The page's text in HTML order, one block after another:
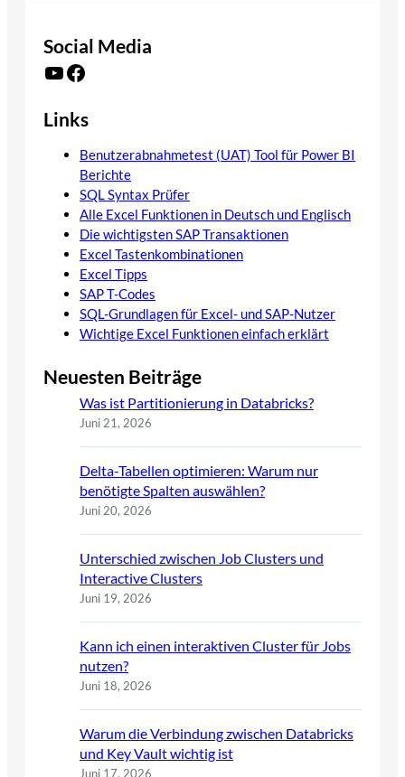
Social Media
YouTube Facebook
Links
Benutzerabnahmetest (UAT) Tool für Power BI
Berichte
SQL Syntax Prüfer
Alle Excel Funktionen in Deutsch und Englisch
Die wichtigsten SAP Transaktionen
Excel Tastenkombinationen
Excel Tipps
SAP T-Codes
SQL-Grundlagen für Excel- und SAP-Nutzer
Wichtige Excel Funktionen einfach erklärt
Neuesten Beiträge
Was ist Partitionierung in Databricks?
Juni 21, 2026
Delta-Tabellen optimieren: Warum nur
benötigte Spalten auswählen?
Juni 20, 2026
Unterschied zwischen Job Clusters und
Interactive Clusters
Juni 19, 2026
Kann ich einen interaktiven Cluster für Jobs
nutzen?
Juni 18, 2026
Warum die Verbindung zwischen Databricks
und Key Vault wichtig ist
Juni 17, 2026